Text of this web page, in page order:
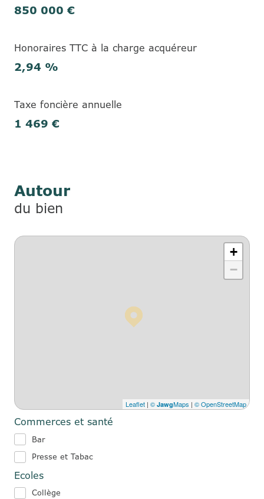
850 000 €
Honoraires TTC à la charge acquéreur
2,94 %
Taxe foncière annuelle
1 469 €
Autour
du bien
+
−
Leaflet | © JawgMaps | © OpenStreetMap
Commerces et santé
Bar
Presse et Tabac
Ecoles
Collège